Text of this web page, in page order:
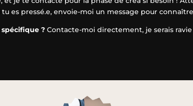
tu es pressé.e, envoie-moi un message pour
?Contacte-moi directement, je serais ravie